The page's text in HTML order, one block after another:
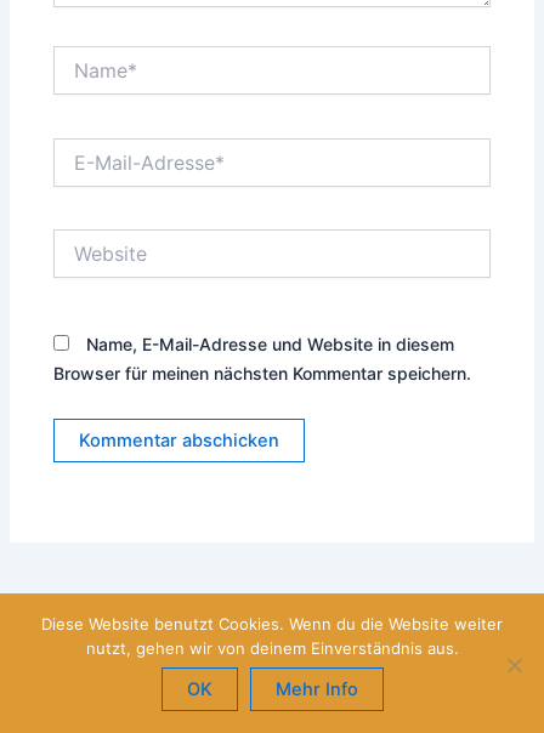
Mail-
Name, E-Mail-Adresse und Website in diesem
Browser für meinen nächsten Kommentar speichern.
Hohe Gerueste GmbH 2026 |
Diese Website benutzt Cookies. Wenn du die Website weiter
nutzt, gehen wir von deinem Einverständnis aus.
OK Mehr Info